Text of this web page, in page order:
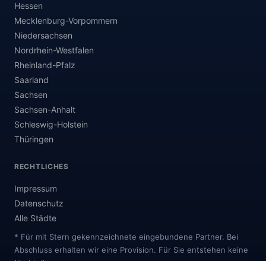
Hessen
Mecklenburg-Vorpommern
Niedersachsen
Nordrhein-Westfalen
Rheinland-Pfalz
Saarland
Sachsen
Sachsen-Anhalt
Schleswig-Holstein
Thüringen
RECHTLICHES
Impressum
Datenschutz
Alle Städte
* Für mit Stern gekennzeichnete eingebundene Partner. Bei
Abschluss erhalten wir eine Provision. Für Sie entstehen keine